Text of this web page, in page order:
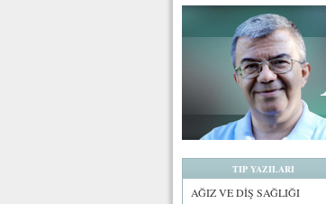
TIP YAZILARI
AĞIZ VE DİŞ SAĞLIĞI